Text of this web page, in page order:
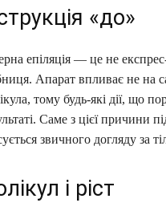
«до»
епіляція — це не
Апарат впливає не на
тому будь-які дії, що
Саме з цієї причини
звичного догляду за
і ріст